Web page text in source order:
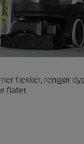
flekker, rengjør
flater.